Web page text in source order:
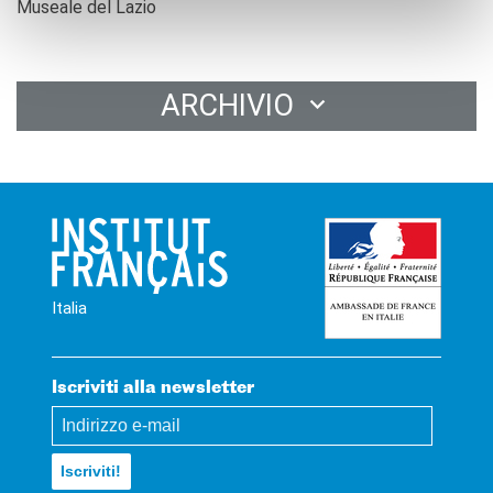
Museale del Lazio
ARCHIVIO
Italia
Iscriviti alla newsletter